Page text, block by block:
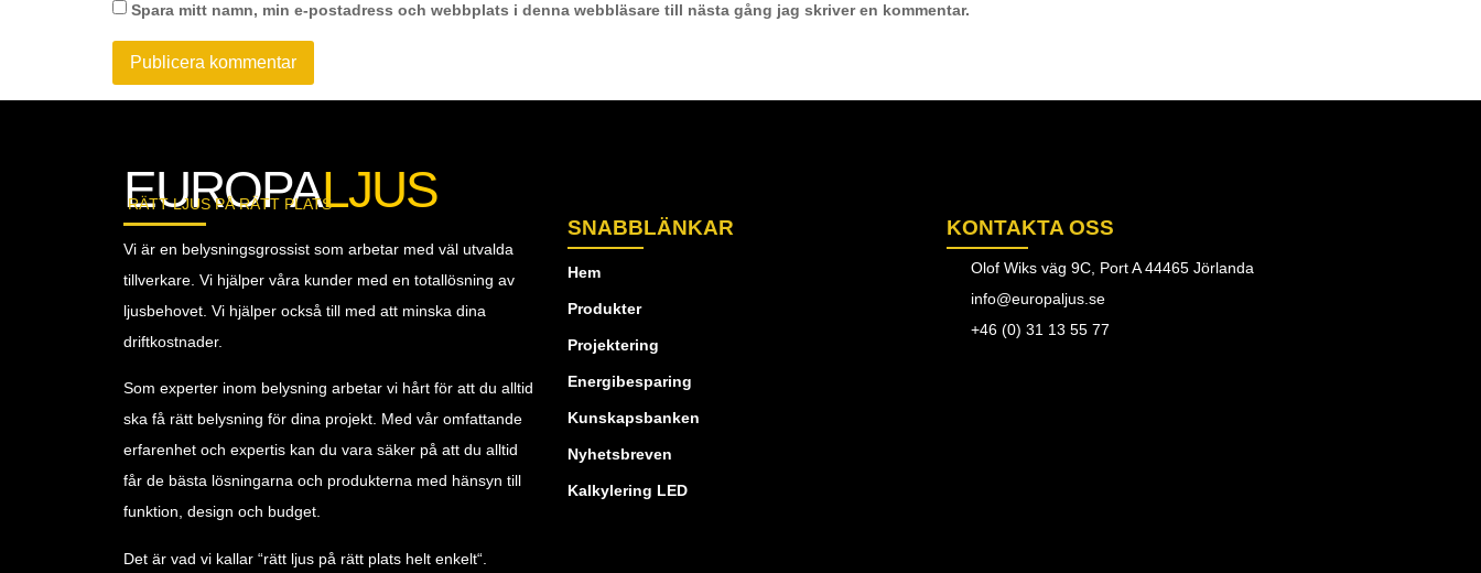
Spara mitt namn, min e-postadress och webbplats i denna webbläsare till nästa gång jag skriver en kommentar.
EUROPALJUS
RÄTT LJUS PÅ RÄTT PLATS
Vi är en belysningsgrossist som arbetar med väl utvalda
tillverkare. Vi hjälper våra kunder med en totallösning av
ljusbehovet. Vi hjälper också till med att minska dina
driftkostnader.
Som experter inom belysning arbetar vi hårt för att du alltid
ska få rätt belysning för dina projekt. Med vår omfattande
erfarenhet och expertis kan du vara säker på att du alltid
får de bästa lösningarna och produkterna med hänsyn till
funktion, design och budget.
Det är vad vi kallar “rätt ljus på rätt plats helt enkelt“.
SNABBLÄNKAR
Hem
Produkter
Projektering
Energibesparing
Kunskapsbanken
Nyhetsbreven
Kalkylering LED
KONTAKTA OSS
Olof Wiks väg 9C, Port A 44465 Jörlanda
info@europaljus.se
+46 (0) 31 13 55 77